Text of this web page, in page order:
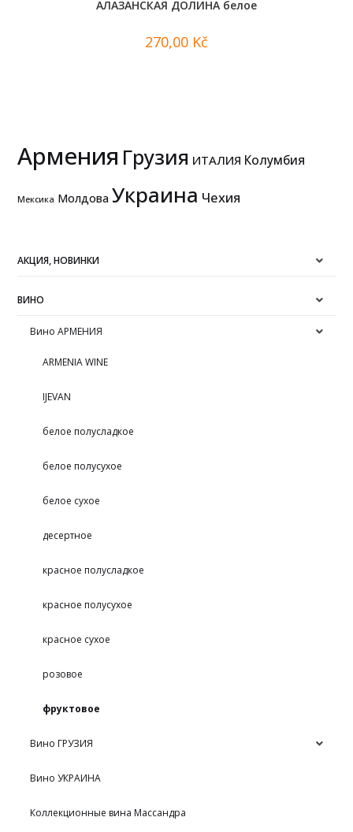
АЛАЗАНСКАЯ ДОЛИНА белое
270,00 Kč
Армения Грузия ИТАЛИЯ Колумбия
Мексика Молдова Украина Чехия
АКЦИЯ, НОВИНКИ
ВИНО
Вино АРМЕНИЯ
ARMENIA WINE
IJEVAN
белое полусладкое
белое полусухое
белое сухое
десертное
красное полусладкое
красное полусухое
красное сухое
розовое
фруктовое
Вино ГРУЗИЯ
Вино УКРАИНА
Коллекционные вина Массандра